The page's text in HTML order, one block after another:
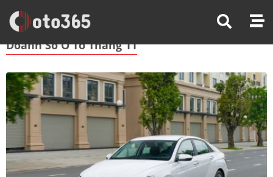
Trang Chủ Doanh Số Ô Tô Tháng 11
Doanh Số Ô Tô Tháng 11